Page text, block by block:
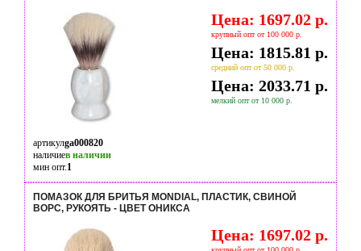
Цена: 1697.02 р.
крупный опт от 100 000 р.
Цена: 1815.81 р.
средний опт от 50 000 р.
Цена: 2033.71 р.
мелкий опт от 10 000 р.
артикулga000820
наличиев наличии
мин опт.1
ПОМАЗОК ДЛЯ БРИТЬЯ MONDIAL, ПЛАСТИК, СВИНОЙ
ВОРС, РУКОЯТЬ - ЦВЕТ ОНИКСА
Цена: 1697.02 р.